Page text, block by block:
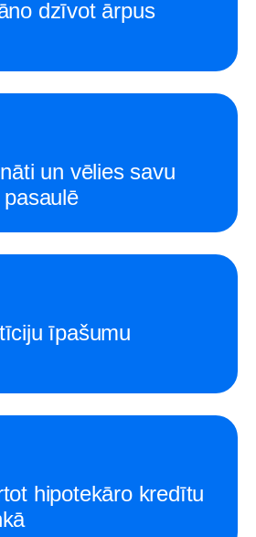
dzīvot ārpus
un vēlies savu
īpašumu
hipotekāro kredītu